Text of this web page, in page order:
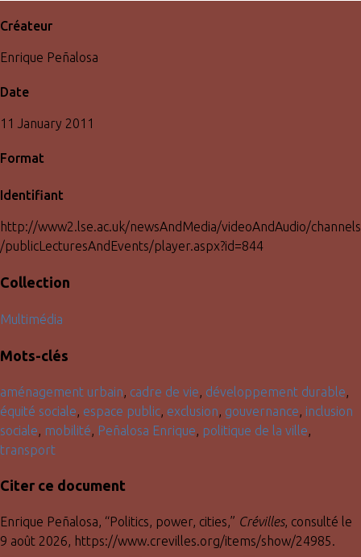
Créateur
Enrique Peñalosa
Date
11 January 2011
Format
Identifiant
http://www2.lse.ac.uk/newsAndMedia/videoAndAudio/channels
/publicLecturesAndEvents/player.aspx?id=844
Collection
Multimédia
Mots-clés
aménagement urbain cadre de vie développement durable
équité sociale espace public exclusion gouvernance inclusion
sociale
mobilité Peñalosa Enrique politique de la ville
transport
Citer ce document
Enrique Peñalosa, “Politics, power, cities,” Crévilles, consulté le
9 août 2026, https://www.crevilles.org/items/show/24985.